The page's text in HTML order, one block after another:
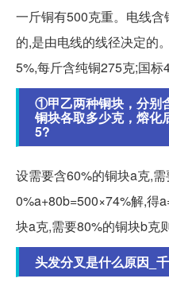
一斤铜有500克重。电线
的,是由电线的线径决定的
5%,每斤含纯铜275克;国标
①甲乙两种铜块，分别
铜块各取多少克，熔化
5?
设需要含60%的铜块a克,
0%a+80b=500×74%解,得
块a克,需要80%的铜块b克
头发分叉是什么原因_